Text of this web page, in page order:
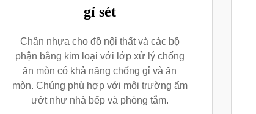
gỉ sét
Chân nhựa cho đồ nội thất và các bộ
phận bằng kim loại với lớp xử lý chống
ăn mòn có khả năng chống gỉ và ăn
mòn. Chúng phù hợp với môi trường ẩm
ướt như nhà bếp và phòng tắm.